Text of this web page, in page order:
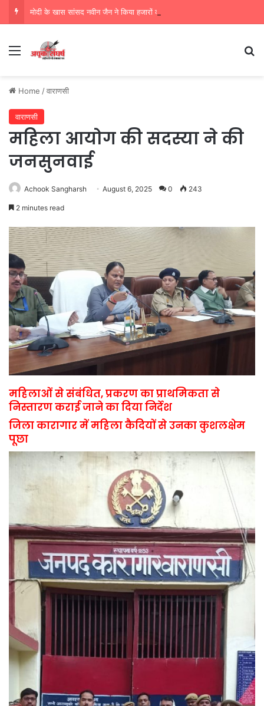
Menu
Home /वाराणसी
वाराणसी
महिला आयोग की सदस्या ने की
जनसुनवाई
Achook Sangharsh August 6, 2025 0 243
2 minutes read
महिलाओं से संबंधित, प्रकरण का प्राथमिकता से
निस्तारण कराई जाने का दिया निर्देश
जिला कारागार में महिला कैदियों से उनका कुशलक्षेम
पूछा